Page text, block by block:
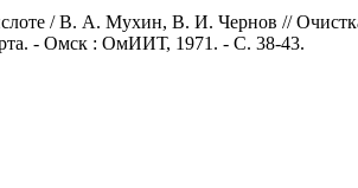
/ В. А. Мухин, В. И. Чернов //
- Омск : ОмИИТ, 1971. - С. 38-43.